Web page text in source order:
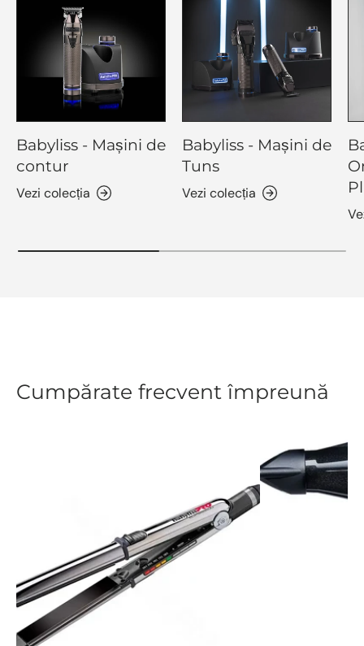
Babyliss - Mașini de
contur
Vezi colecția
Babyliss - Mașini de
Tuns
Vezi colecția
Cumpărate frecvent împreună